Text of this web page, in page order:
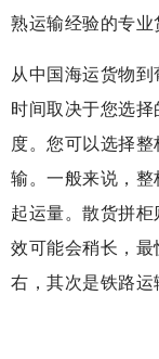
熟运输经验的专业
从中国海运货物
时间取决于您选
度。您可以选择
输。一般来说，
起运量。散货拼
效可能会稍长，
右，其次是铁路运